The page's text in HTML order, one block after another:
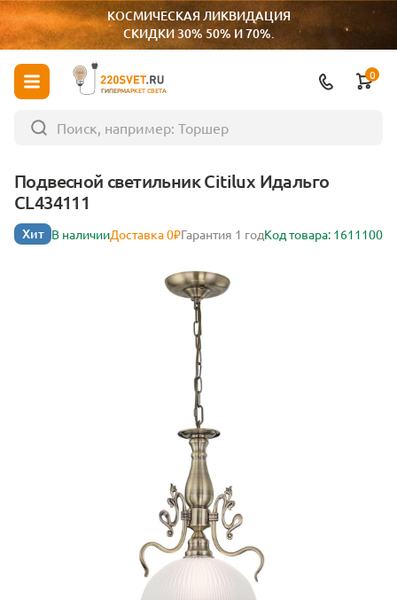
КОСМИЧЕСКАЯ ЛИКВИДАЦИЯ
СКИДКИ 30% 50% И 70%.
ГИПЕРМАРКЕТ СВЕТА
0
Подвесной светильник Citilux Идальго
CL434111
Хит В наличииДоставка 0₽Гарантия 1 годКод товара: 1611100